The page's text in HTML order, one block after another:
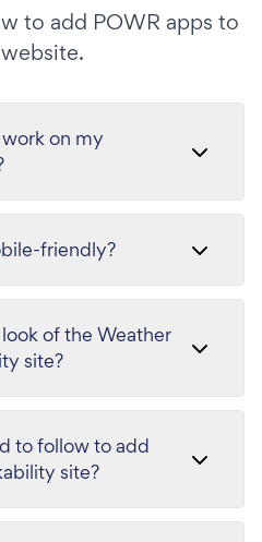
to add POWR apps to
on my
friendly?
of the Weather
site?
to follow to add
site?